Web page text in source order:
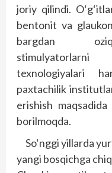
joriy qilindi.
bentonit va
bargdan
texnologiyalari
paxtachilik
erishish
borilmoqda.
So‘nggi yillarda
yangi bosqichga